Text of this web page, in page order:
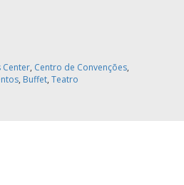
Center, Centro de Convenções,
, Buffet, Teatro